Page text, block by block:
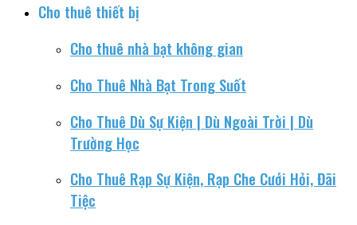
Cho thuê thiết bị
Cho thuê nhà bạt không gian
Cho Thuê Nhà Bạt Trong Suốt
Cho Thuê Dù Sự Kiện | Dù Ngoài Trời | Dù
Trường Học
Cho Thuê Rạp Sự Kiện, Rạp Che Cưới Hỏi, Đãi
Tiệc